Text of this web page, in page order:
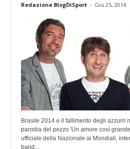
Redazione BlogDiSport - Giu 25, 2014
Brasile 2014 e il fallimento degli azzurri
parodia del pezzo 'Un amore così
ufficiale della Nazionale ai Mondiali,
band...